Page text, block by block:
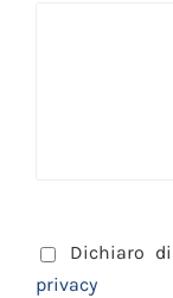
Dichiaro
privacy